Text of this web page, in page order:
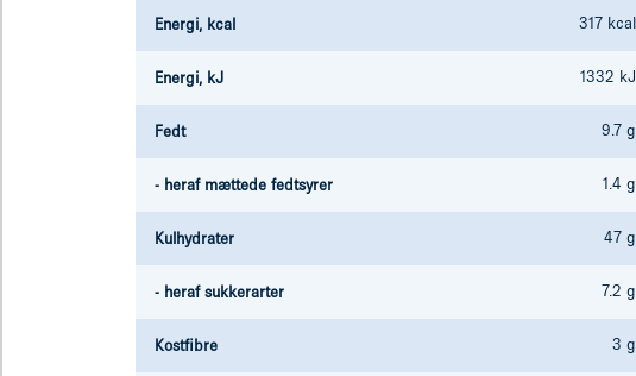
Energi, kcal 317 kcal
Energi, kJ 1332 kJ
Fedt 9.7 g
- heraf mættede fedtsyrer 1.4 g
Kulhydrater 47 g
- heraf sukkerarter 7.2 g
Kostfibre 3 g